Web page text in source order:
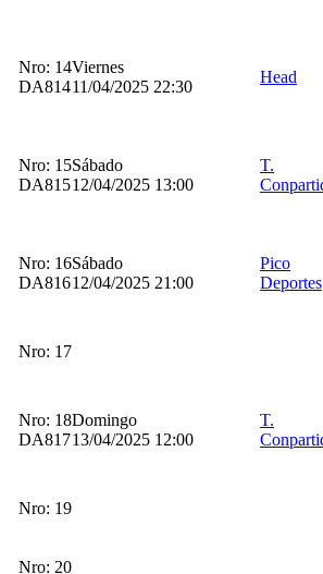
Nro: 14
DA814
Viernes
11/04/2025 22:30
Head
Nro: 15
DA815
Sábado
12/04/2025 13:00
T.
Nro: 16
DA816
Sábado
12/04/2025 21:00
Pico
Deportes
Nro: 17
Nro: 18
DA817
Domingo
13/04/2025 12:00
T.
Nro: 19
Nro: 20